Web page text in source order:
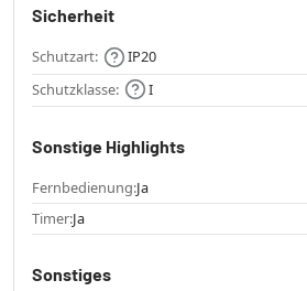
Sicherheit
Schutzart:
IP20
Schutzklasse:
I
Sonstige Highlights
Fernbedienung:Ja
Timer:Ja
Sonstiges